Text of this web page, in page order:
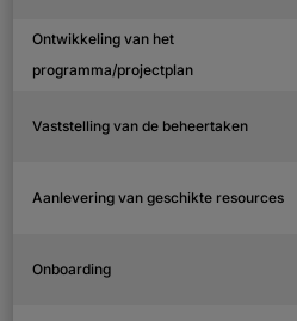
Ontwikkeling van het
programma/projectplan
Vaststelling van de beheertaken
Aanlevering van geschikte resources
Onboarding